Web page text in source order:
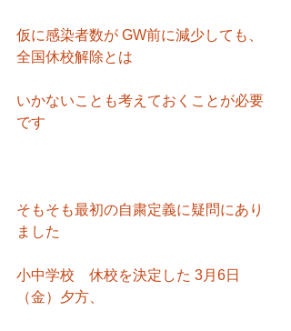
仮に感染者数が GW前に減少しても、
全国休校解除とは
いかないことも考えておくことが必要
です
そもそも最初の自粛定義に疑問にあり
ました
小中学校　休校を決定した 3月6日
（金）夕方、